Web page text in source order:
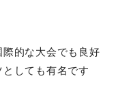
的な大会でも良好
しても有名です